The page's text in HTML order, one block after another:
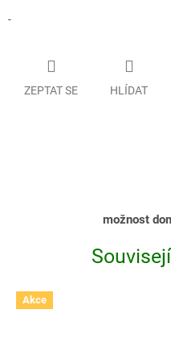
-
ZEPTAT SE HLÍDAT
možnost
Akce